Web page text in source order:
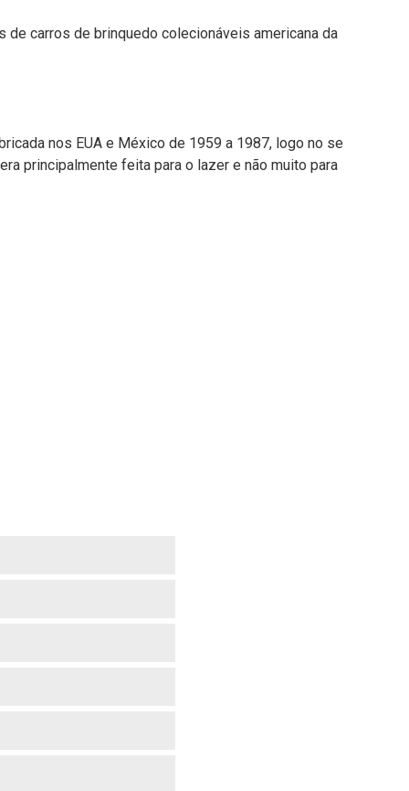
carros de brinquedo colecionáveis americana da
nos EUA e México de 1959 a 1987, logo no se
principalmente feita para o lazer e não muito para